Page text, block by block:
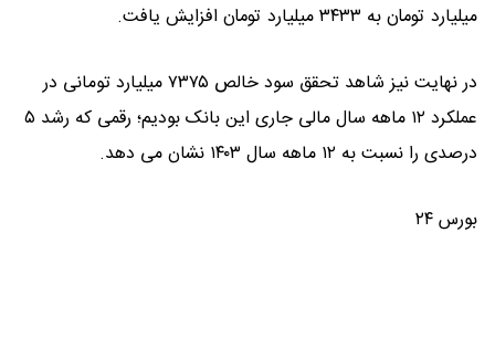
میلیارد تومان به ۳۴۳۳ میلیارد تومان افزایش یافت.
در نهایت نیز شاهد تحقق سود خالص ۷۳۷۵ میلیارد تومانی در
عملکرد ۱۲ ماهه سال مالی جاری این بانک بودیم؛ رقمی که رشد ۵
درصدی را نسبت به ۱۲ ماهه سال ۱۴۰۳ نشان می دهد.
بورس ۲۴